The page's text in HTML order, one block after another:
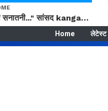
हम सनातनी..." सांसद kangana Ranaut से क्या बोली लड़की? Viral Jantar-Mantar | CJP protest
Home लेटेस्ट